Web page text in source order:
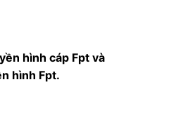
hình cáp Fpt và
hình Fpt.